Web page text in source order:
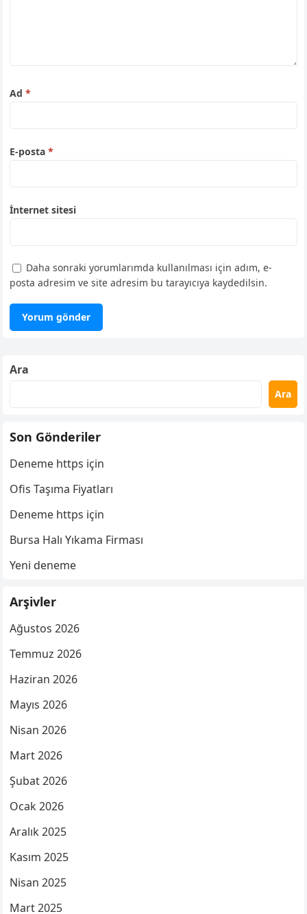
Ad*
E-posta*
İnternet sitesi
Daha sonraki yorumlarımda kullanılması için adım, e-
posta adresim ve site adresim bu tarayıcıya kaydedilsin.
Ara
Ara
Son Gönderiler
Deneme https için
Ofis Taşıma Fiyatları
Deneme https için
Bursa Halı Yıkama Firması
Yeni deneme
Arşivler
Ağustos 2026
Temmuz 2026
Haziran 2026
Mayıs 2026
Nisan 2026
Mart 2026
Şubat 2026
Ocak 2026
Aralık 2025
Kasım 2025
Nisan 2025
Mart 2025